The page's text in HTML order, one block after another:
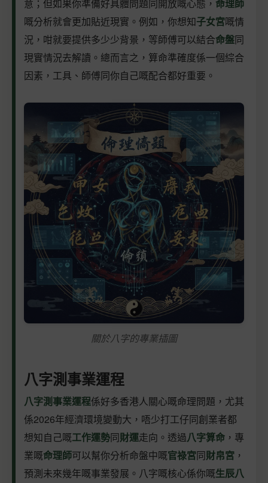
意；但如果你準備好具體問題同開放嘅心態， 命理師
嘅分析就會更加貼近現實。例如，你想知子女宮嘅情
況，咁就要提供多少少背景，等師傅可以結合命盤同
現實情況去解讀。總而言之，算命準確度係一個綜合
因素，工具、師傅同你自己嘅配合都好重要。
關於八字的專業插圖
八字測事業運程
八字測事業運程係好多香港人關心嘅命理問題，尤其
係2026年經濟環境變動大，唔少打工仔同創業者都
想知自己嘅工作運勢同財運走向。透過八字算命 ，專
業嘅命理師可以幫你分析命盤中嘅官祿宮同財帛宮 ，
預測未來幾年嘅事業發展。八字嘅核心係你嘅生辰八